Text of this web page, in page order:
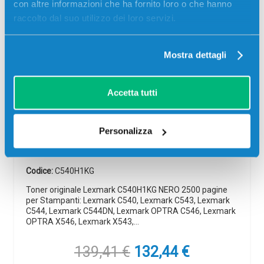
con altre informazioni che ha fornito loro o che hanno
raccolto dal suo utilizzo dei loro servizi.
Mostra dettagli
Accetta tutti
Personalizza
-5%
Toner originale Lexmark C540H1KG
Originale Nero
Codice:C540H1KG
Toner originale Lexmark C540H1KG NERO 2500 pagine
per Stampanti: Lexmark C540, Lexmark C543, Lexmark
C544, Lexmark C544DN, Lexmark OPTRA C546, Lexmark
OPTRA X546, Lexmark X543,…
139,41€ Il
132,44 €Il